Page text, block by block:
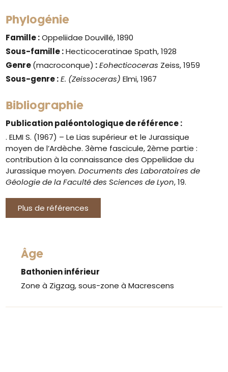
Phylogénie
Famille :Oppeliidae Douvillé, 1890
Sous-famille :Hecticoceratinae Spath, 1928
Genre(macroconque) : Eohecticoceras Zeiss, 1959
Sous-genre : E. (Zeissoceras)Elmi, 1967
Bibliographie
Publication paléontologique de référence :
. ELMI S. (1967) – Le Lias supérieur et le Jurassique
moyen de l’Ardèche. 3ème fascicule, 2ème partie :
contribution à la connaissance des Oppeliidae du
Jurassique moyen.Documents des Laboratoires de
Géologie de la Faculté des Sciences de Lyon, 19.
Plus de références
Âge
Bathonien inférieur
Zone à Zigzag, sous-zone à Macrescens